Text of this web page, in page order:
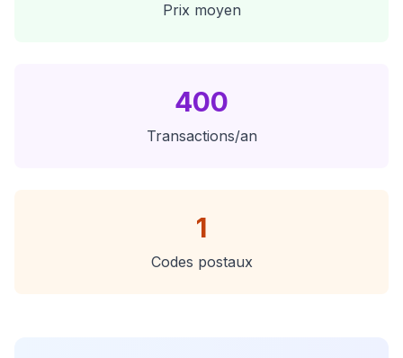
Prix moyen
400
Transactions/an
1
Codes postaux